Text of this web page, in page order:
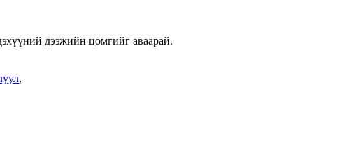
дээжийн цомгийг аваарай.
,